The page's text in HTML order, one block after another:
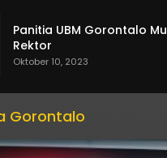
Panitia UBM Gorontalo
Rektor
Oktober 10, 2023
Gorontalo